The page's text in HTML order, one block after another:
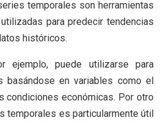
temporales son herramientas
para predecir tendencias
históricos.
ejemplo, puede utilizarse para
basándose en variables como el
condiciones económicas. Por otro
temporales es particularmente útil